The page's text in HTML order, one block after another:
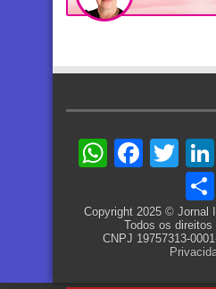
Copyright 2025 © Jornal
Todos os direitos
CNPJ 19757313-